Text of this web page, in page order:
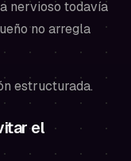
nervioso todavía
no arregla
estructurada.
el